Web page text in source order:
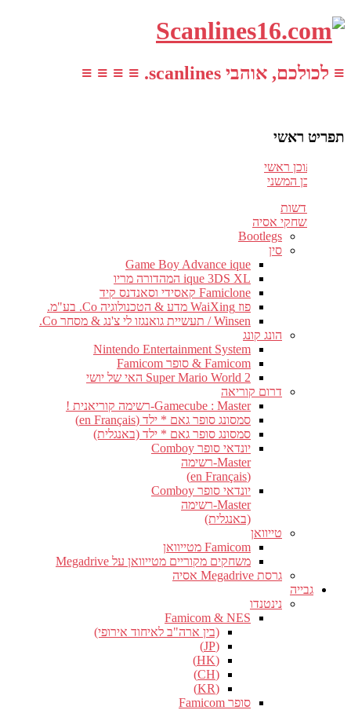
≡ לכולכם, אוהבי scanlines. ≡ ≡ ≡ ≡
תפריט ראשי
עבור לתוכן ראשי
דלג לתוכן המשני
חדשות
משחקי אסיה
Bootlegs
סין
Game Boy Advance ique
ique 3DS XL המהדורה מריו
Famiclone קאסידי וסאנדנס קיד
פוז WaiXing מדע & הטכנולוגיה Co. בע"מ.
Winsen / תעשיית גואנגזו לי צ'נג & מסחר Co.
הונג קונג
Nintendo Entertainment System
Famicom & סופר Famicom
Super Mario World 2 האי של יושי
דרום קוריאה
Gamecube : Master-רשימה קוריאנית !
סמסונג סופר גאם * ילד (en Français)
סמסונג סופר גאם * ילד (באנגלית)
יונדאי סופר Comboy
Master-רשימה
(en Français)
יונדאי סופר Comboy
Master-רשימה
(באנגלית)
טייוואן
Famicom מטייוואן
משחקים מקוריים מטייוואן על Megadrive
גרסת Megadrive אסיה
גבייה
נינטנדו
Famicom & NES
(בין ארה"ב לאיחוד אירופי)
(JP)
(HK)
(CH)
(KR)
סופר Famicom